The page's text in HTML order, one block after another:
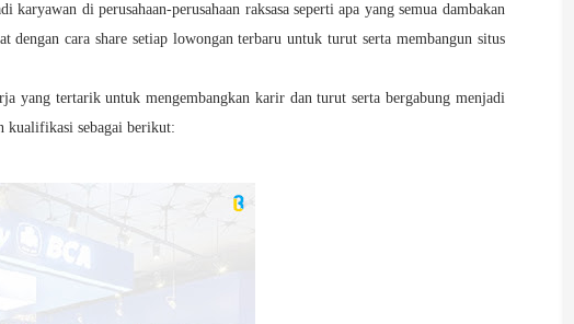
di perusahaan-perusahaan raksasa seperti apa yang semua dambakan
cara share setiap lowongan terbaru untuk turut serta membangun situs
yang tertarik untuk mengembangkan karir dan turut serta bergabung menjadi
kualifikasi sebagai berikut: